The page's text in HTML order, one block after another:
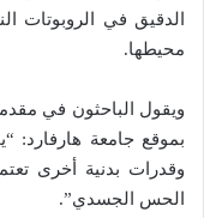
الدقيق في الروبوتات
محيطها.
ويقول الباحثون في
بموقع جامعة هارفارد:
وقدرات بدنية أخرى
الحس الجسدي”.